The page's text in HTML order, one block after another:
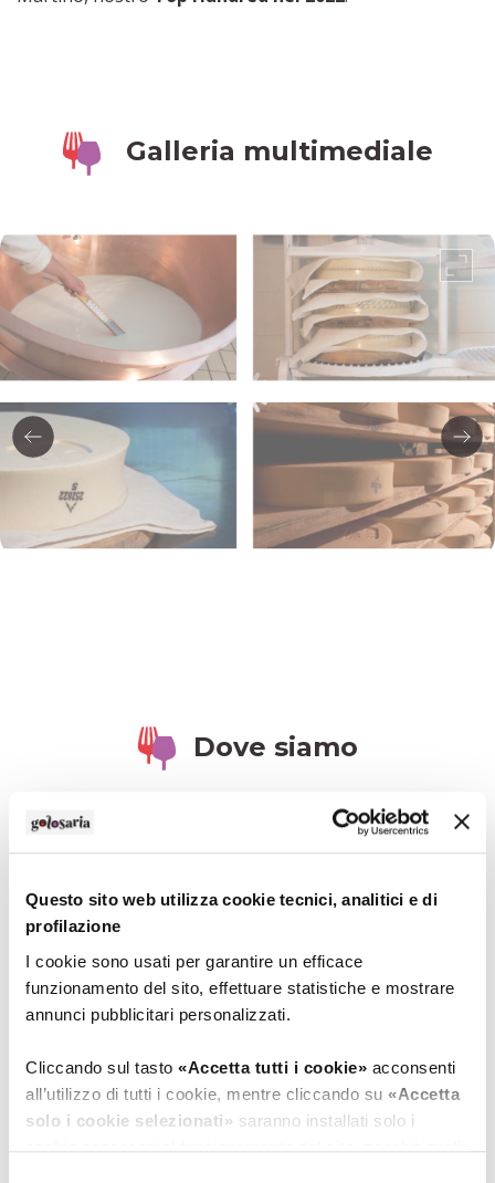
Questo sito web utilizza cookie tecnici, analitici e di
profilazione
I cookie sono usati per garantire un efficace
funzionamento del sito, effettuare statistiche e mostrare
annunci pubblicitari personalizzati.
Cliccando sul tasto «Accetta tutti i cookie» acconsenti
all’utilizzo di tutti i cookie, mentre cliccando su «Accetta
solo i cookie selezionati» saranno installati solo i
Galleria multimediale
Dove siamo